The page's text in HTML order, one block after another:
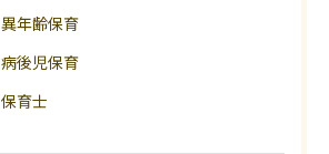
異年齢保育
病後児保育
保育士